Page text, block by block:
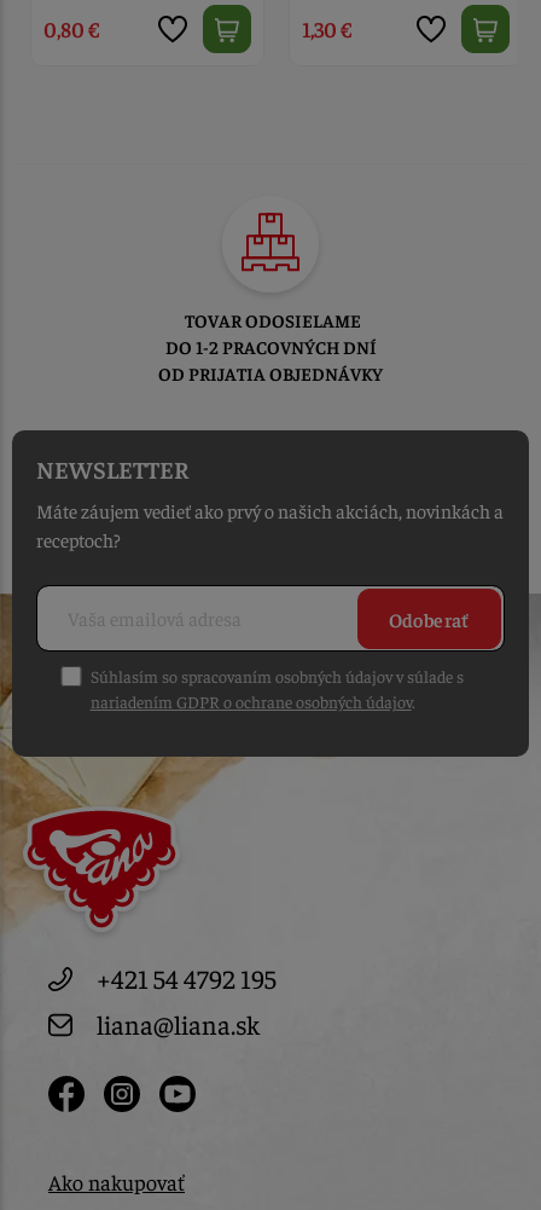
0,80 € 1,30 €
TOVAR ODOSIELAME
DO 1-2 PRACOVNÝCH DNÍ
OD PRIJATIA OBJEDNÁVKY
NEWSLETTER
Máte záujem vedieť ako prvý o našich akciách, novinkách a
receptoch?
Odoberať
Súhlasím so spracovaním osobných údajov v súlade s
nariadením GDPR o ochrane osobných údajov.
+421 54 4792 195
liana@liana.sk
Ako nakupovať